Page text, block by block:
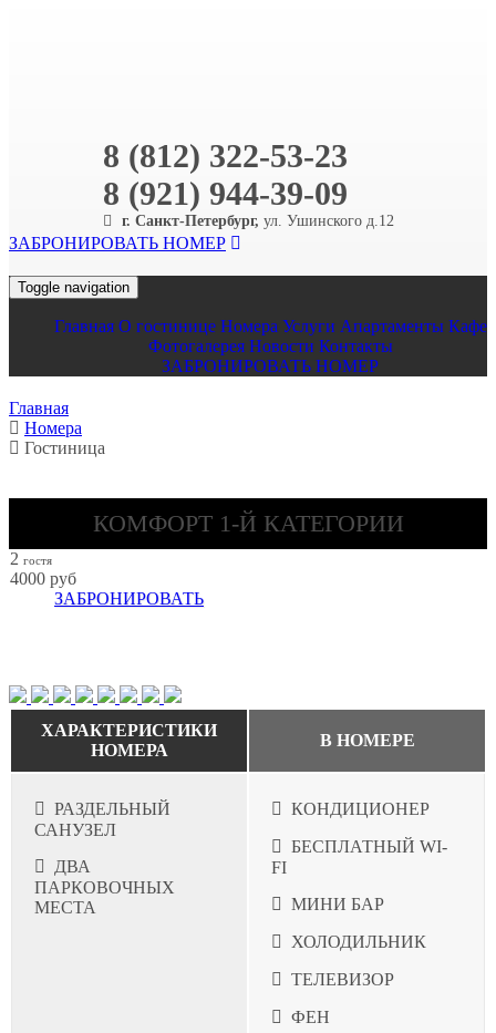
8 (812) 322-53-23
8 (921) 944-39-09
г. Санкт-Петербург, ул. Ушинского д.12
ЗАБРОНИРОВАТЬ НОМЕР
Toggle navigation
Главная O гостинице Номера Услуги Апартаменты Кафе
Фотогалерея Новости Контакты
ЗАБРОНИРОВАТЬ НОМЕР
Главная
Номера
Гостиница
КОМФОРТ 1-Й КАТЕГОРИИ
2 гостя
4000 руб
ЗАБРОНИРОВАТЬ
ХАРАКТЕРИСТИКИ
НОМЕРА
В НОМЕРЕ
РАЗДЕЛЬНЫЙ
САНУЗЕЛ
ДВА
ПАРКОВОЧНЫХ
МЕСТА
КОНДИЦИОНЕР
БЕСПЛАТНЫЙ WI-
FI
МИНИ БАР
ХОЛОДИЛЬНИК
ТЕЛЕВИЗОР
ФЕН